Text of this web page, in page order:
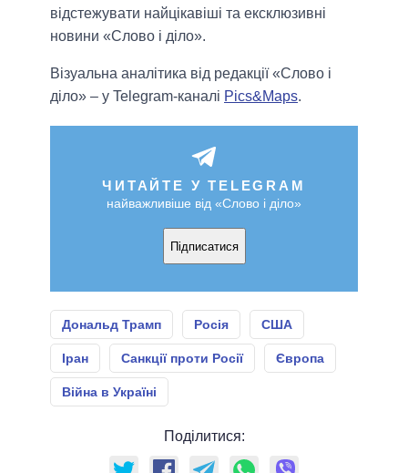
відстежувати найцікавіші та ексклюзивні
новини «Слово і діло».
Візуальна аналітика від редакції «Слово і
діло» – у Telegram-каналі Pics&Maps.
ЧИТАЙТЕ У TELEGRAM
найважливіше від «Слово і діло»
Підписатися
Дональд Трамп Росія США
Іран Санкції проти Росії Європа
Війна в Україні
Поділитися: